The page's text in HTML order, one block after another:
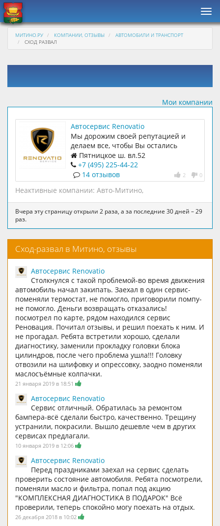
МИТИНО.РУ КОМПАНИИ, ОТЗЫВЫ
АВТОМОБИЛИ И ТРАНСПОРТ
СХОД РАЗВАЛ
Мои компании
Автосервис Renovatio
Мы дорожим своей репутацией и
делаем все, чтобы Вы остались
довольны нашей работой и Вам было
приятно, выгодно и удобно с нами
сотрудничать
Пятницкое ш. вл.52
+7 (495) 225-44-22
2 0
14 отзывов
Неактивные компании: Авто-Митино,
Вчера эту страницу открыли 2 раза, а за последние 30 дней – 29
раз.
Сход-развал в Митино, отзывы
Автосервис Renovatio
Столкнулся с такой проблемой-во время движения
автомобиль начал закипать. Заехал в один сервис-
поменяли термостат, не помогло, приговорили помпу-
не помогло. Деньги возвращать отказались!
посмотрел по карте, рядом находился сервис
Реновация. Почитал отзывы, и решил поехать к ним. И
не прогадал. Ребята встретили хорошо, сделали
диагностику, заменили прокладку головки блока
цилиндров, после чего проблема ушла!!! Головку
отвозили на шлифовку и опрессовку, заодно поменяли
маслосъёмные колпачки.
21 января 2019 в 18:51
Автосервис Renovatio
Сервис отличный. Обратилась за ремонтом
бампера-всё сделали быстро, качественно. Трещину
устранили, покрасили. Вышло дешевле чем в других
сервисах предлагали.
10 января 2019 в 12:06
Автосервис Renovatio
Перед праздниками заехал на сервис сделать
проверить состояние автомобиля. Ребята посмотрели,
поменяли масло и фильтра, попал под акцию
"КОМПЛЕКСНАЯ ДИАГНОСТИКА В ПОДАРОК" Всё
проверили, теперь спокойно могу поехать на отдых.
26 декабря 2018 в 10:02